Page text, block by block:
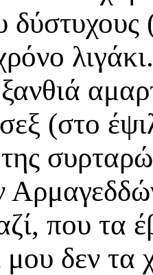
(στο
που τα
μου δεν τα